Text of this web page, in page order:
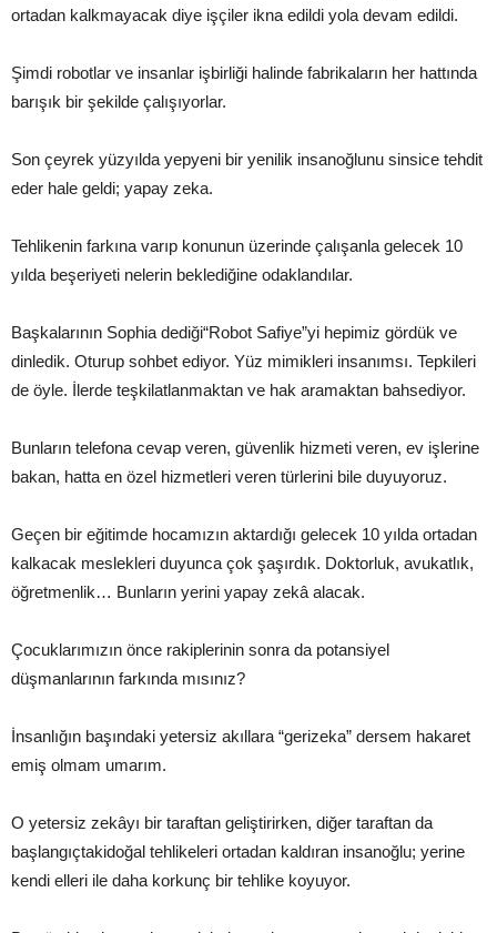
ortadan kalkmayacak diye işçiler ikna edildi yola devam edildi.
Şimdi robotlar ve insanlar işbirliği halinde fabrikaların her hattında
barışık bir şekilde çalışıyorlar.
Son çeyrek yüzyılda yepyeni bir yenilik insanoğlunu sinsice tehdit
eder hale geldi; yapay zeka.
Tehlikenin farkına varıp konunun üzerinde çalışanla gelecek 10
yılda beşeriyeti nelerin beklediğine odaklandılar.
Başkalarının Sophia dediği“Robot Safiye”yi hepimiz gördük ve
dinledik. Oturup sohbet ediyor. Yüz mimikleri insanımsı. Tepkileri
de öyle. İlerde teşkilatlanmaktan ve hak aramaktan bahsediyor.
Bunların telefona cevap veren, güvenlik hizmeti veren, ev işlerine
bakan, hatta en özel hizmetleri veren türlerini bile duyuyoruz.
Geçen bir eğitimde hocamızın aktardığı gelecek 10 yılda ortadan
kalkacak meslekleri duyunca çok şaşırdık. Doktorluk, avukatlık,
öğretmenlik… Bunların yerini yapay zekâ alacak.
Çocuklarımızın önce rakiplerinin sonra da potansiyel
düşmanlarının farkında mısınız?
İnsanlığın başındaki yetersiz akıllara “gerizeka” dersem hakaret
emiş olmam umarım.
O yetersiz zekâyı bir taraftan geliştirirken, diğer taraftan da
başlangıçtakidoğal tehlikeleri ortadan kaldıran insanoğlu; yerine
kendi elleri ile daha korkunç bir tehlike koyuyor.